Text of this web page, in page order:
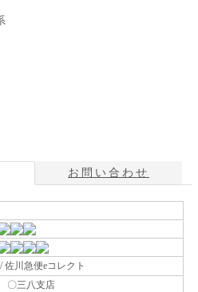
お問い合わせ
佐川急便eコレクト
〇三八支店